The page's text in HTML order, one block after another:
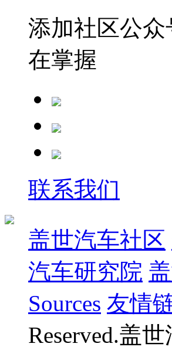
添加社区公
在掌握
联系我们
盖世汽车社区
汽车研究院
Sources 友情
Reserved.盖